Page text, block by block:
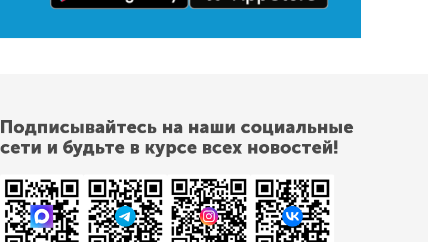
Подписывайтесь на наши социальные
сети и будьте в курсе всех новостей!